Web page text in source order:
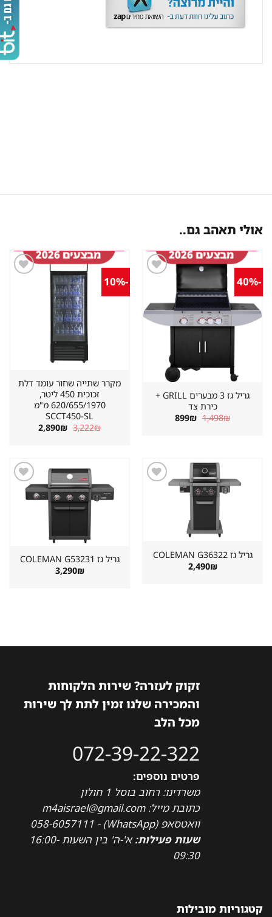
אולי תאהב גם..
במועדפים
גריל גז 3 מבערים GRILL +
כירת צד
1,498₪ המחיר
899₪ המחיר
מקרר שתייה שחור עומד דלת
זכוכית 450 ליטר,
620/655/1970 מ"מ
SCCT450-SL
3,222₪ המחיר
המקורי
2,890₪ המחיר
הנוכחי
גריל גז ⁦COLEMAN G36322⁩
2,490₪
שמור
מוצר
גריל גז ⁦COLEMAN G53231⁩
3,290₪
זקוק לעזרה? שירות הלקוחות
והמכירה שלנו זמין לתת לך שירות
מכל הלב
072-39-22-322
פרטים נוספים:
משרדינו: רחוב בוסל 1 חולון
כתובת מייל: m4aisrael@gmail.com
וואטסאפ (WhatsApp) - 058-6057111
שעות פעילות:
א'-ה' בין השעות 16:00-
09:30
קטגוריות מובילות